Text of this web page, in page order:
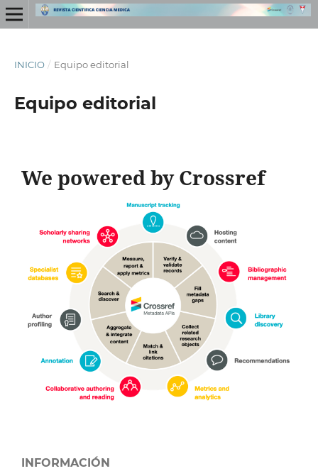
INICIO / Equipo editorial
Equipo editorial
We powered by Crossref
INFORMACIÓN